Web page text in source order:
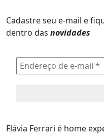
Cadastre seu e-mail e
dentro das novidades
Flávia Ferrari é home